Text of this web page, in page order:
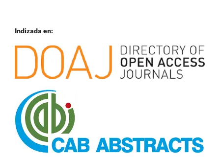
Indizada en: